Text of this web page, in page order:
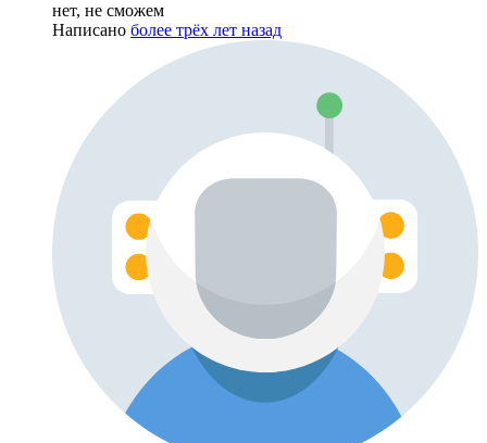
нет, не сможем
Написано более трёх лет назад